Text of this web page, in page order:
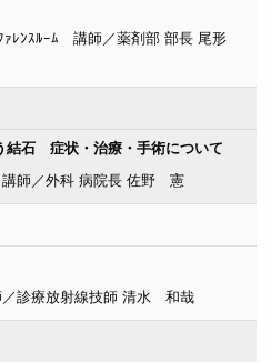
ﾚﾝｽﾙｰﾑ 講師／薬剤部 部長 尾形
結石 症状・治療・手術について
師／外科 病院長 佐野 憲
診療放射線技師 清水 和哉